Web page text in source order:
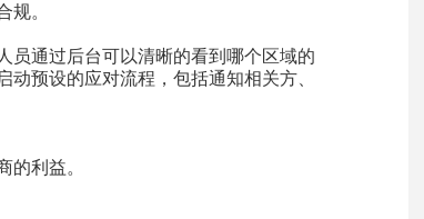
规。
员通过后台可以清晰的看到哪个区域的
预设的应对流程，包括通知相关方、
的利益。